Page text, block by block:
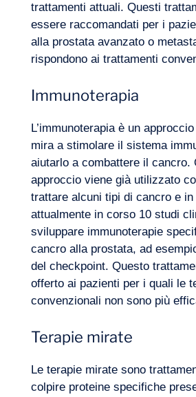
trattamenti attuali. Questi
essere raccomandati per i
alla prostata avanzato o
rispondono ai trattamenti
Immunoterapia
L’immunoterapia è un
mira a stimolare il sistema
aiutarlo a combattere il cancro.
approccio viene già utilizzato
trattare alcuni tipi di cancro e
attualmente in corso 10 studi
sviluppare immunoterapie
cancro alla prostata, ad
del checkpoint. Questo
offerto ai pazienti per i quali le
convenzionali non sono più
Terapie mirate
Le terapie mirate sono
colpire proteine specifiche